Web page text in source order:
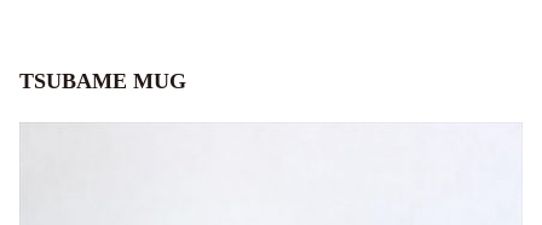
TSUBAME MUG